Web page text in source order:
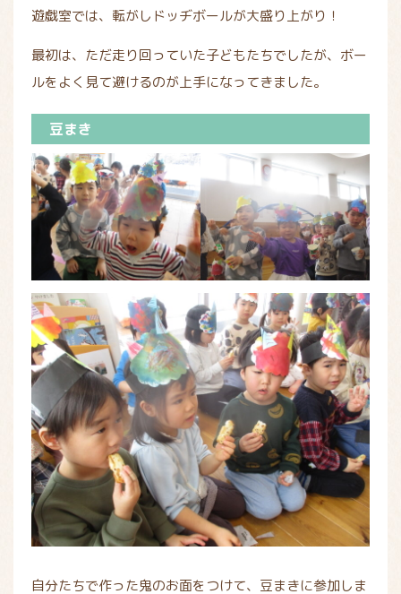
遊戯室では、転がしドッヂボールが大盛り上がり！
最初は、ただ走り回っていた子どもたちでしたが、ボー
ルをよく見て避けるのが上手になってきました。
豆まき
自分たちで作った鬼のお面をつけて、豆まきに参加しま